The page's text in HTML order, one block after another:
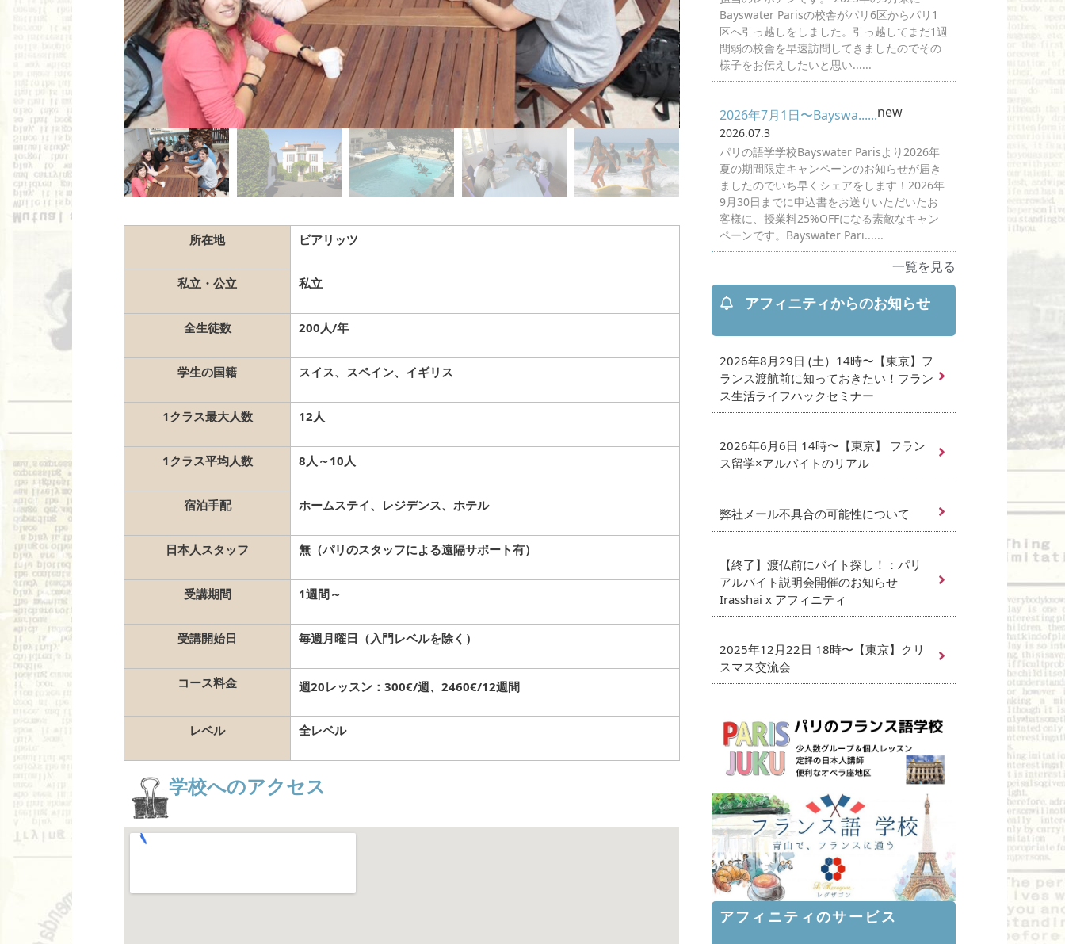
所在地 ビアリッツ
私立・公立 私立
全生徒数 200人/年
学生の国籍 スイス、スペイン、イギリス
1クラス最大人数 12人
1クラス平均人数 8人～10人
宿泊手配 ホームステイ、レジデンス、ホテル
日本人スタッフ 無（パリのスタッフによる遠隔サポート有）
受講期間 1週間～
受講開始日 毎週月曜日（入門レベルを除く）
コース料金 週20レッスン：300€/週、2460€/12週間
レベル 全レベル
学校へのアクセス
Bayswater Parisの校舎がパリ6区からパリ1
区へ引っ越しをしました。引っ越してまだ1週
間弱の校舎を早速訪問してきましたのでその
様子をお伝えしたいと思い......
2026年7月1日〜Bayswa......new
2026.07.3
パリの語学学校Bayswater Parisより2026年
夏の期間限定キャンペーンのお知らせが届き
ましたのでいち早くシェアをします！2026年
9月30日までに申込書をお送りいただいたお
客様に、授業料25%OFFになる素敵なキャン
ペーンです。Bayswater Pari......
一覧を見る
アフィニティからのお知らせ
2026年8月29日 (土）14時〜【東京】フ
ランス渡航前に知っておきたい！フラン
ス生活ライフハックセミナー
2026年6月6日 14時〜【東京】 フラン
ス留学×アルバイトのリアル
弊社メール不具合の可能性について
【終了】渡仏前にバイト探し！：パリ
アルバイト説明会開催のお知らせ
Irasshai x アフィニティ
2025年12月22日 18時〜【東京】クリ
スマス交流会
アフィニティのサービス